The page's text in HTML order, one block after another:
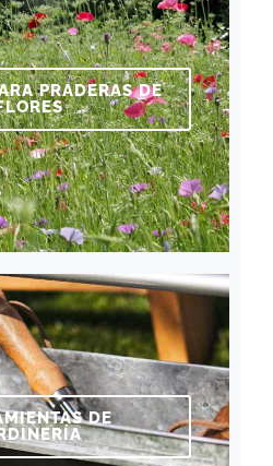
PRADERAS DE
DE